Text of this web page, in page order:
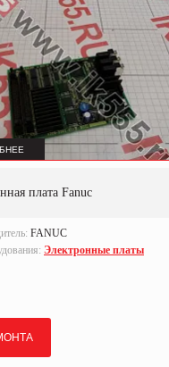
плата Fanuc
FANUC
Электронные платы